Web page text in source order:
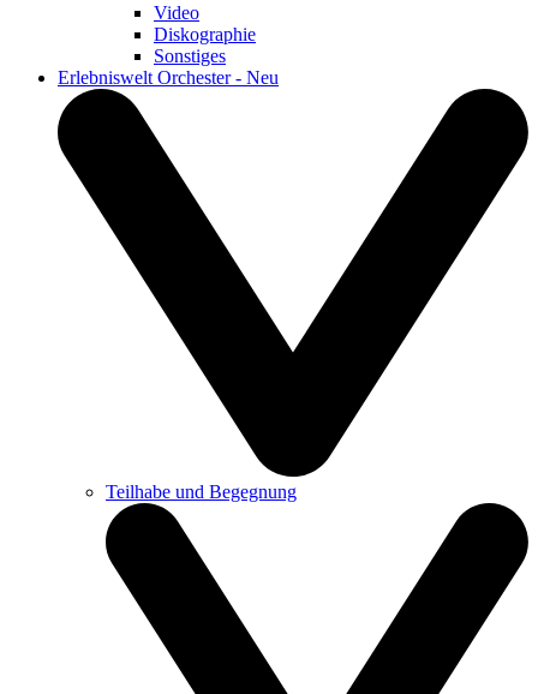
Video
Diskographie
Sonstiges
Erlebniswelt Orchester - Neu
Teilhabe und Begegnung